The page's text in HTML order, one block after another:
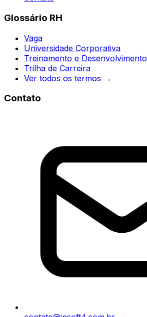
Glossário RH
Vaga
Universidade Corporativa
Treinamento e Desenvolvimento
Trilha de Carreira
Ver todos os termos →
Contato